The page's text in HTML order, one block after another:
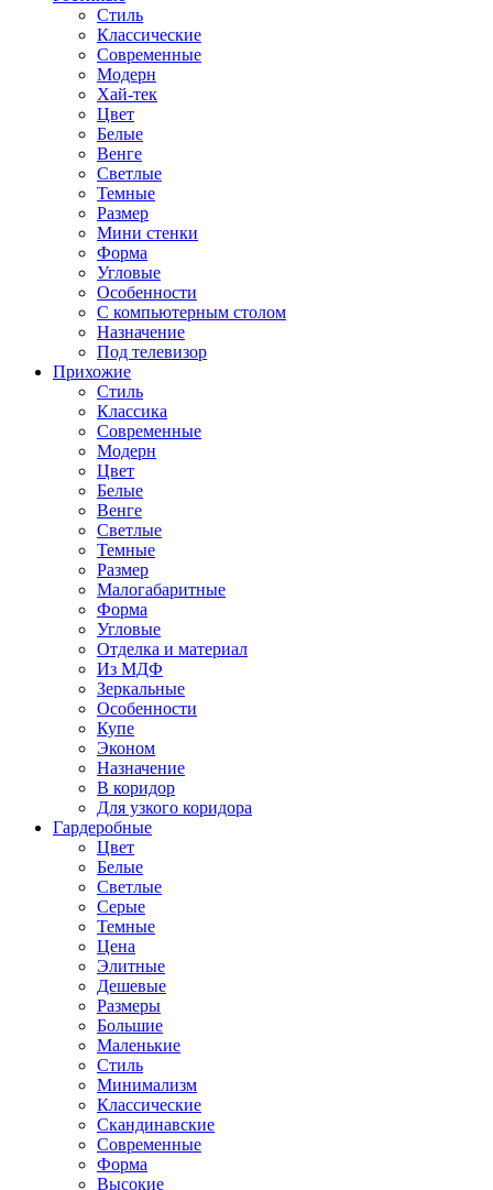
Стиль
Классические
Современные
Модерн
Хай-тек
Цвет
Белые
Венге
Светлые
Темные
Размер
Мини стенки
Форма
Угловые
Особенности
С компьютерным столом
Назначение
Под телевизор
Прихожие
Стиль
Классика
Современные
Модерн
Цвет
Белые
Венге
Светлые
Темные
Размер
Малогабаритные
Форма
Угловые
Отделка и материал
Из МДФ
Зеркальные
Особенности
Купе
Эконом
Назначение
В коридор
Для узкого коридора
Гардеробные
Цвет
Белые
Светлые
Серые
Темные
Цена
Элитные
Дешевые
Размеры
Большие
Маленькие
Стиль
Минимализм
Классические
Скандинавские
Современные
Форма
Высокие